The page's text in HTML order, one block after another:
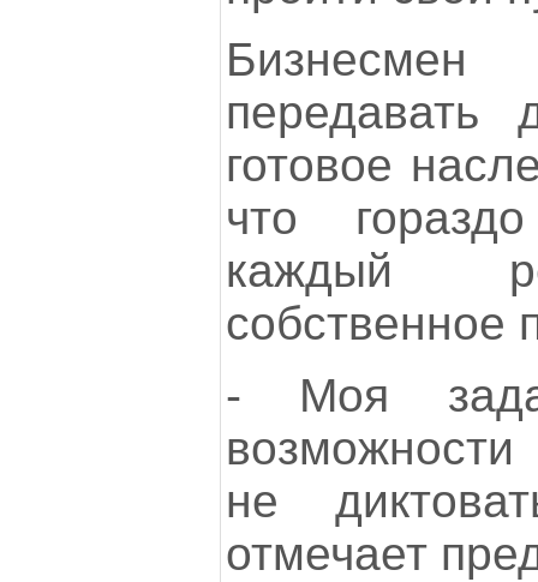
передавать
готовое
что
каждый
собственное
- Моя
не
отмечает